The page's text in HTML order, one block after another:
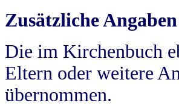
Zusätzliche
Die im Kirchenbuch
Eltern oder weitere
übernommen.